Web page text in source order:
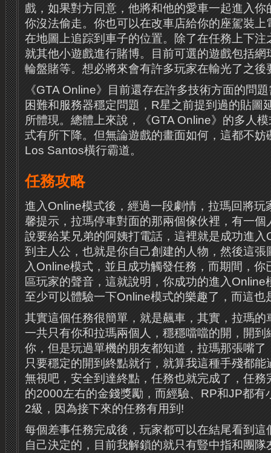
戲，如果對方同意，他將和他的愛車一起進入
你沒法偷走。你也可以在改車店給你的座駕裝上
在地圖上追踪到車子的位置。除了在任務上下注
就其他小遊戲進行賭博。目前可選的遊戲包括
輪盤賭等。想必將來會有許多玩家在輸光了之後
《GTA Online》目前還存在許多技術方面的問
困難和服務器穩定問題，R星之前提到過的貼圖
所體現。總體上來說，《GTA Online》的多人
式有所下降。但無論遊戲的畫面如何，這都不妨
Los Santos橫行霸道。
任務攻略
進入Online模式後，經過一段劇情，拉瑪回將玩
馨提示，拉瑪停車對面的那兩個傢伙裡，有一個
說要給某兄弟的阿姨打電話，這裡就是成功進
到主人公，也就是你自己創建的人物，然後這張
入Online模式，並且成功觸發任務，而期間，你
區玩家的聲音，這就說明，你成功的進入Online
至少可以體驗一下Online模式的樂趣了，而這也
其實這個任務很簡單，就是飆車，其實，拉瑪的
一共只有你和拉瑪兩個人，穩穩噹噹的開，開到
你，但是玩過單機的朋友都知道，拉瑪那張嘴了
只要穩定的開到終點就行，就算我這種手殘都
無視吧，安全到達終點，任務也就完成了，任務
的2000左右的金錢獎勵，而經驗、RP和JP都有
2級，因為接下來的任務有用到!
每個差事任務完成後，玩家都可以在結尾看到這
自己決定的，目前我解鎖的就只有豎中指和團